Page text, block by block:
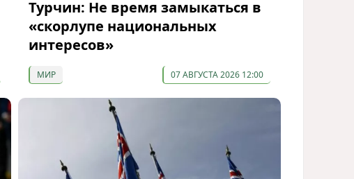
Турчин: Не время замыкаться в
«скорлупе национальных
интересов»
МИР 07 АВГУСТА 2026 12:00